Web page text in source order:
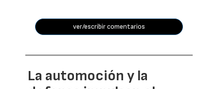
ver/escribir comentarios
La automoción y la